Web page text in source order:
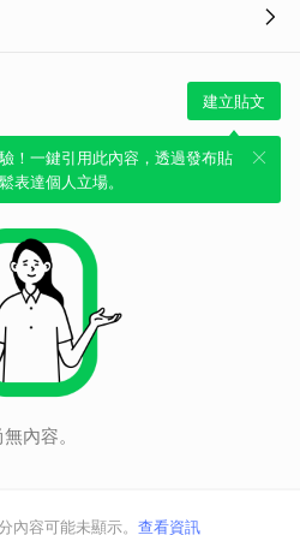
建立貼文
！一鍵引用此內容，透過發布貼
表達個人立場。
內容。
內容可能未顯示。 查看資訊